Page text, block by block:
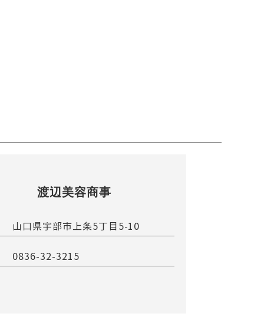
渡辺美容商事
山口県宇部市上条5丁目5-10
0836-32-3215